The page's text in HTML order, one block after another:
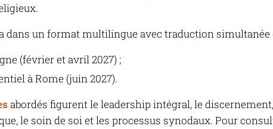
dans un format multilingue avec traduction simultanée
(février et avril 2027) ;
à Rome (juin 2027).
abordés figurent le leadership intégral, le
le soin de soi et les processus synodaux. Pour